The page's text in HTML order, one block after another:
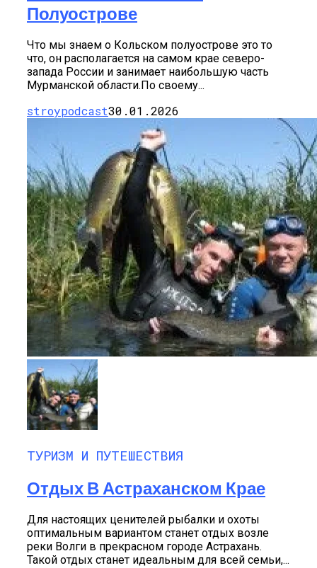
Полуострове
Что мы знаем о Кольском полуострове это то
что, он располагается на самом крае северо-
запада России и занимает наибольшую часть
Мурманской области.По своему...
stroypodcast30.01.2026
ТУРИЗМ И ПУТЕШЕСТВИЯ
Отдых В Астраханском Крае
Для настоящих ценителей рыбалки и охоты
оптимальным вариантом станет отдых возле
реки Волги в прекрасном городе Астрахань.
Такой отдых станет идеальным для всей семьи,...